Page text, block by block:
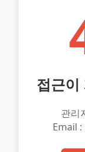
접근이
관리
Email